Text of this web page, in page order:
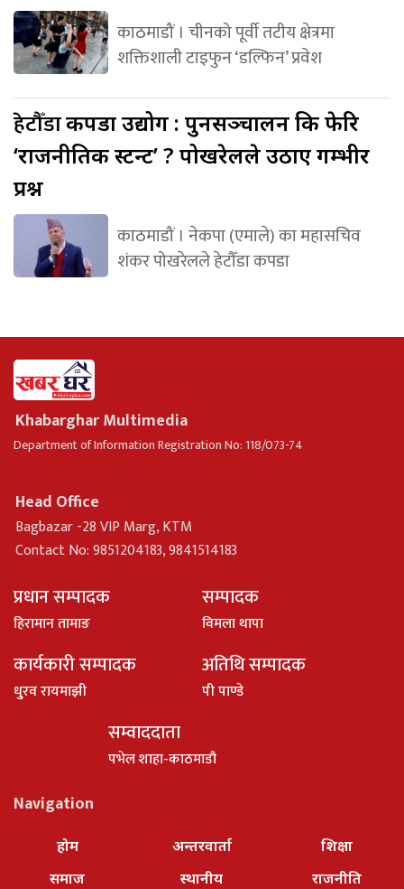
काठमाडौं । चीनको पूर्वी तटीय क्षेत्रमा
शक्तिशाली टाइफुन ‘डल्फिन’ प्रवेश
हेटौँडाकपडा उद्योग : पुनसञ्चालन कि फेरि
‘राजनीतिक स्टन्ट’ ? पोखरेलले उठाए गम्भीर
प्रश्न
काठमाडौं । नेकपा (एमाले) का महासचिव
शंकर पोखरेलले हेटौँडा कपडा
Khabarghar Multimedia
Department of Information Registration No: 118/073-74
Head Office
Bagbazar -28 VIP Marg, KTM
Contact No: 9851204183, 9841514183
प्रधान सम्पादक
हिरामान तामाङ
सम्पादक
विमला थापा
कार्यकारी सम्पादक
धु्रव रायमाझी
अतिथि सम्पादक
पी पाण्डे
सम्वाददाता
पभेल शाहा-काठमाडौ
Navigation
होम
समाज
अन्तरवार्ता
स्थानीय
शिक्षा
राजनीति